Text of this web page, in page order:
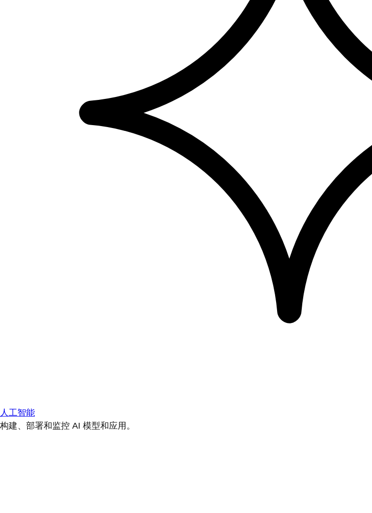
人工智能
构建、部署和监控 AI 模型和应用。